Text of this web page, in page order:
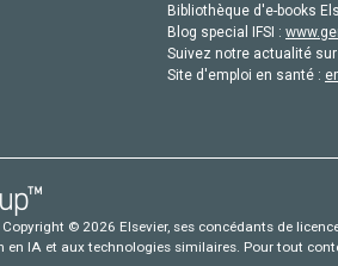
Bibliothèque d'e-books
Blog special IFSI :
Suivez notre actualité
Site d'emploi en santé :
© 2026 Elsevier, ses concédants de
en IA et aux technologies similaires. Pour tout